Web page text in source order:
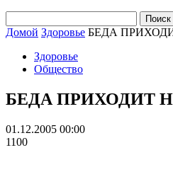
Домой Здоровье БЕДА
Здоровье
Общество
БЕДА ПРИХОДИТ
01.12.2005 00:00
1100